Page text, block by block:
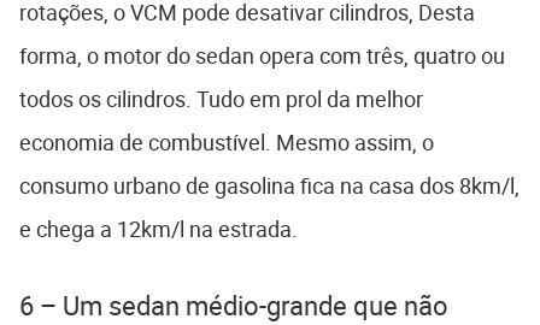
rotações, o VCM pode desativar cilindros, Desta
forma, o motor do sedan opera com três, quatro ou
todos os cilindros. Tudo em prol da melhor
economia de combustível. Mesmo assim, o
consumo urbano de gasolina fica na casa dos 8km/l,
e chega a 12km/l na estrada.
6 – Um sedan médio-grande que não